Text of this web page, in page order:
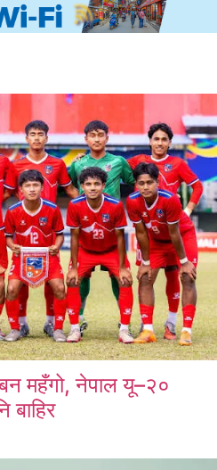
महँगो, नेपाल यू–२०
बाहिर